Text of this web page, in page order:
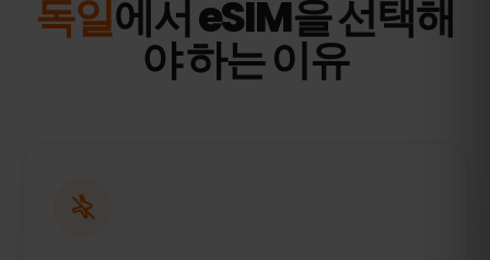
독일에서 eSIM을 선택해
야 하는 이유